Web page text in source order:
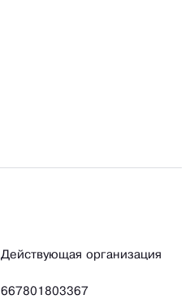
Действующая организация
667801803367